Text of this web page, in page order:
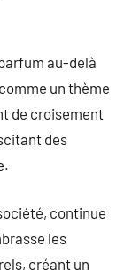
au-delà
un thème
de croisement
des
continue
les
créant un